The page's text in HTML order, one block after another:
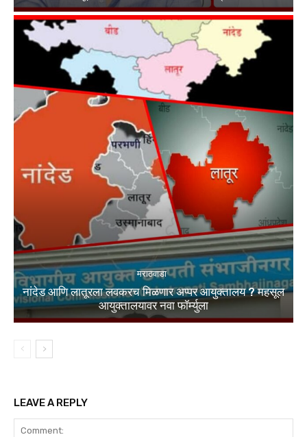
मराठवाडा
नांदेड आणि लातूरला लवकरच मिळणार अप्पर आयुक्तालय ? महसूल
आयुक्तालयावर नवा फॉर्म्युला
LEAVE A REPLY